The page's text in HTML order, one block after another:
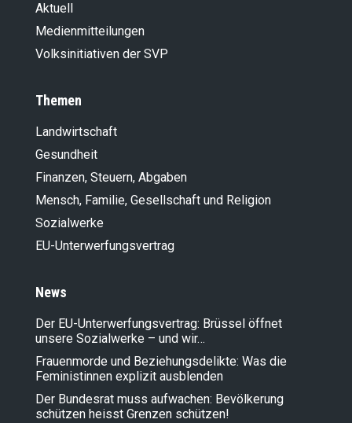
Aktuell
Medienmitteilungen
Volksinitiativen der SVP
Themen
Landwirt­schaft
Gesundheit
Finanzen, Steuern, Abgaben
Mensch, Familie, Gesellschaft und Religion
Sozialwerke
EU-Unterwerfungsvertrag
News
Der EU-Unterwerfungsvertrag: Brüssel öffnet
unsere Sozialwerke – und wir…
Frauenmorde und Beziehungsdelikte: Was die
Feministinnen explizit ausblenden
Der Bundesrat muss aufwachen: Bevölkerung
schützen heisst Grenzen schützen!